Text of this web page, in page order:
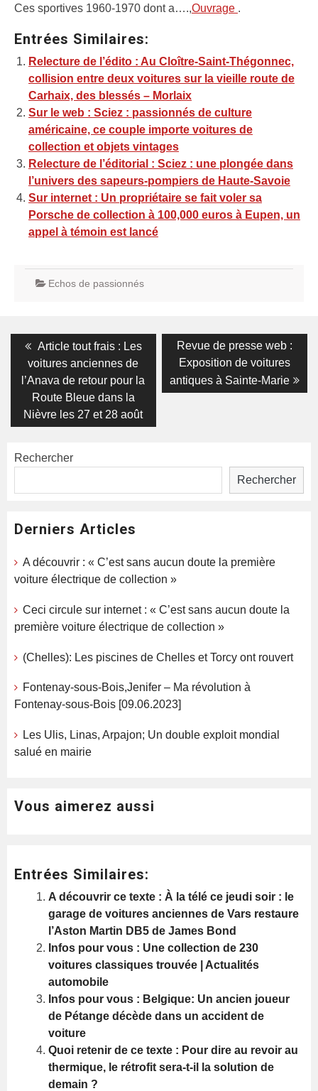
Ces sportives 1960-1970 dont a….,Ouvrage .
Entrées Similaires:
Relecture de l’édito : Au Cloître-Saint-Thégonnec,
collision entre deux voitures sur la vieille route de
Carhaix, des blessés – Morlaix
Sur le web : Sciez : passionnés de culture
américaine, ce couple importe voitures de
collection et objets vintages
Relecture de l’éditorial : Sciez : une plongée dans
l’univers des sapeurs-pompiers de Haute-Savoie
Sur internet : Un propriétaire se fait voler sa
Porsche de collection à 100,000 euros à Eupen, un
appel à témoin est lancé
Echos de passionnés
Navigation
l’article
Previous
post:
Article tout frais : Les
voitures anciennes de
l’Anava de retour pour la
Route Bleue dans la
Nièvre les 27 et 28 août
Next
post:
Revue de presse web :
Exposition de voitures
antiques à Sainte-Marie
Rechercher
Rechercher
Derniers Articles
A découvrir : « C’est sans aucun doute la première
voiture électrique de collection »
Ceci circule sur internet : « C’est sans aucun doute la
première voiture électrique de collection »
(Chelles): Les piscines de Chelles et Torcy ont rouvert
Fontenay-sous-Bois,Jenifer – Ma révolution à
Fontenay-sous-Bois [09.06.2023]
Les Ulis, Linas, Arpajon; Un double exploit mondial
salué en mairie
Vous aimerez aussi
Entrées Similaires:
A découvrir ce texte : À la télé ce jeudi soir : le
garage de voitures anciennes de Vars restaure
l’Aston Martin DB5 de James Bond
Infos pour vous : Une collection de 230
voitures classiques trouvée | Actualités
automobile
Infos pour vous : Belgique: Un ancien joueur
de Pétange décède dans un accident de
voiture
Quoi retenir de ce texte : Pour dire au revoir au
thermique, le rétrofit sera-t-il la solution de
demain ?